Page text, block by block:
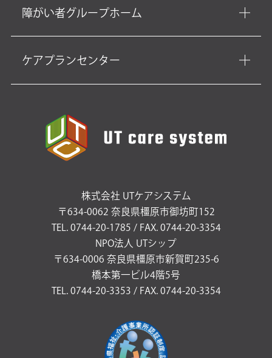
障がい者グループホーム
ケアプランセンター
株式会社 UTケアシステム
〒634-0062 奈良県橿原市御坊町152
TEL. 0744-20-1785 / FAX. 0744-20-3354
NPO法人 UTシップ
〒634-0006 奈良県橿原市新賀町235-6
橋本第一ビル4階5号
TEL. 0744-20-3353 / FAX. 0744-20-3354